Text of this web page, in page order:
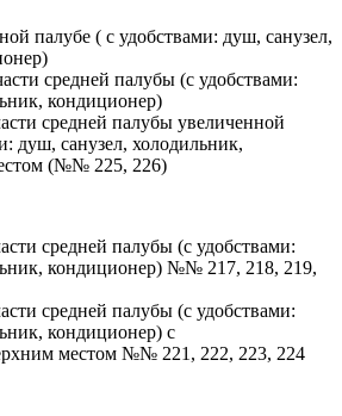
палубе ( с удобствами: душ, санузел,
средней палубы (с удобствами:
кондиционер)
средней палубы увеличенной
душ, санузел, холодильник,
(№№ 225, 226)
средней палубы (с удобствами:
кондиционер) №№ 217, 218, 219,
средней палубы (с удобствами:
кондиционер) с
местом №№ 221, 222, 223, 224